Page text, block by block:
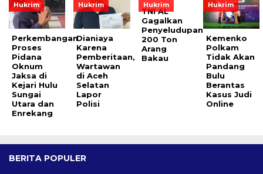
Hukrim
Perkembangan
Proses
Pidana
Oknum
Jaksa di
Kejari Hulu
Sungai
Utara dan
Enrekang
Hukrim
Dianiaya
Karena
Pemberitaan,
Wartawan
di Aceh
Selatan
Lapor
Polisi
Hukrim
TNI AL
Gagalkan
Penyeludupan
200 Ton
Arang
Bakau
Hukrim
Kemenko
Polkam
Tidak Akan
Pandang
Bulu
Berantas
Kasus Judi
Online
BERITA POPULER